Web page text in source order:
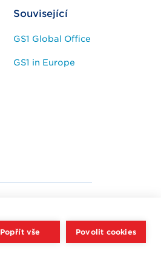
Související
GS1 Global Office
GS1 in Europe
Popřít vše Povolit cookies